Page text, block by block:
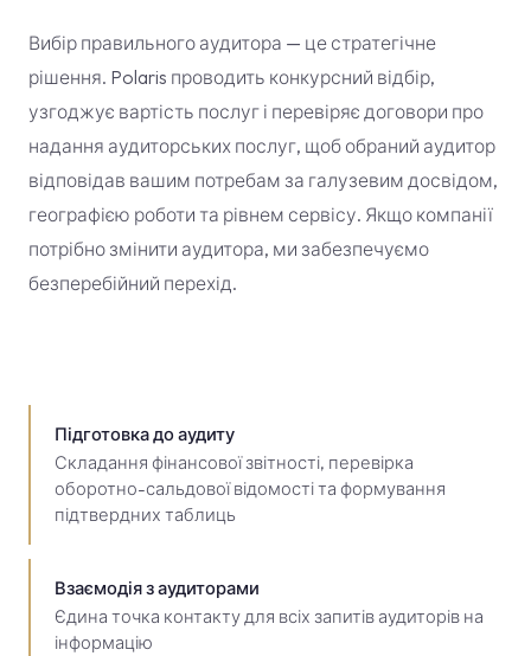
Вибір правильного аудитора — це стратегічне
рішення. Polaris проводить конкурсний відбір,
узгоджує вартість послуг і перевіряє договори про
надання аудиторських послуг, щоб обраний аудитор
відповідав вашим потребам за галузевим досвідом,
географією роботи та рівнем сервісу. Якщо компанії
потрібно змінити аудитора, ми забезпечуємо
безперебійний перехід.
Підготовка до аудиту
Складання фінансової звітності, перевірка
оборотно-сальдової відомості та формування
підтвердних таблиць
Взаємодія з аудиторами
Єдина точка контакту для всіх запитів аудиторів на
інформацію